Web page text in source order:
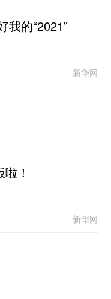
我的“2021”
新华网
！
新华网